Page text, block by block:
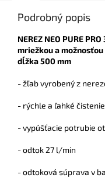
Podrobný popis
NEREZ NEO PURE
mriežkou a
dĺžka 500 mm
- žľab vyrobený z
- rýchle a ľahké čistenie
- vypúšťacie potrubie
- odtok 27 l/min
- odtoková súprava v